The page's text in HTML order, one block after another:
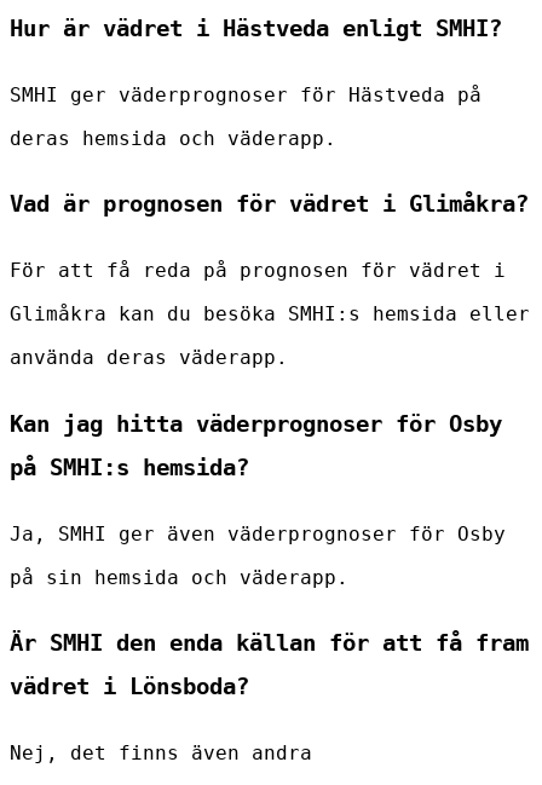
Hur är vädret i Hästveda enligt SMHI?
SMHI ger väderprognoser för Hästveda på
deras hemsida och väderapp.
Vad är prognosen för vädret i Glimåkra?
För att få reda på prognosen för vädret i
Glimåkra kan du besöka SMHI:s hemsida eller
använda deras väderapp.
Kan jag hitta väderprognoser för Osby
på SMHI:s hemsida?
Ja, SMHI ger även väderprognoser för Osby
på sin hemsida och väderapp.
Är SMHI den enda källan för att få fram
vädret i Lönsboda?
Nej, det finns även andra